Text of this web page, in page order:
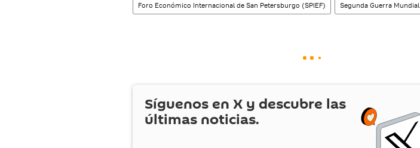
Foro Económico Internacional de San Petersburgo (SPIEF) Segunda Guerra Mundial
Síguenos en X y descubre las
últimas noticias.